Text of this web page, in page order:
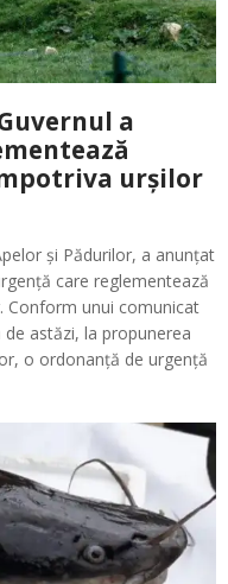
a
urșilor
și Pădurilor, a anunțat
care reglementează
Conform unui comunicat
astăzi, la propunerea
o ordonanță de urgență